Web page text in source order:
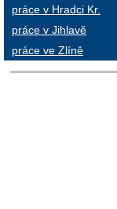
práce v Hradci Kr.
práce v Jihlavě
práce ve Zlíně